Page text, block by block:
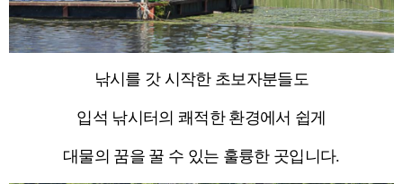
낚시를 갓 시작한 초보자분들도
입석 낚시터의 쾌적한 환경에서 쉽게
대물의 꿈을 꿀 수 있는 훌륭한 곳입니다.